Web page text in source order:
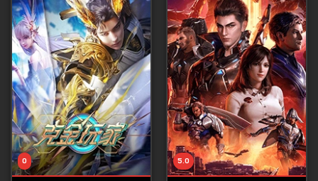
Tập 30
Tập 31
Tập 32
Tập 33
Tập 34
Tập 35
Tập 36
0 5.0